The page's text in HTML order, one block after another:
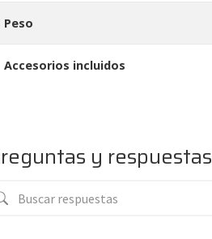
Peso
Accesorios incluidos
y respuestas